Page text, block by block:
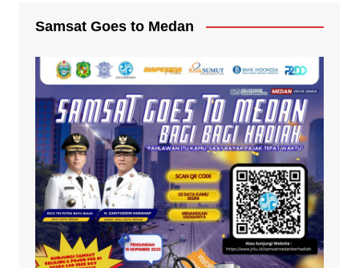
Samsat Goes to Medan